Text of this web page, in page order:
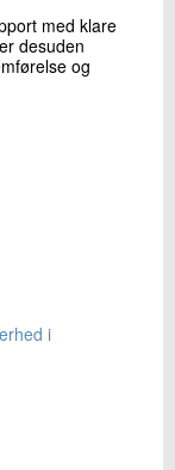
med klare
desuden
og
i